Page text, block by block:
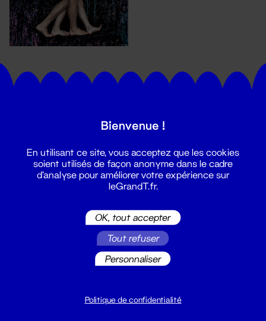
Suivez toutes les actualités du
Grand T :
Bienvenue !
En utilisant ce site, vous acceptez que les cookies
soient utilisés de façon anonyme dans le cadre
d'analyse pour améliorer votre expérience sur
leGrandT.fr.
OK, tout accepter
Tout refuser
Personnaliser
Politique de confidentialité